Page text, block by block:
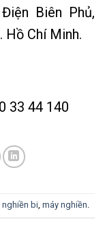
Biên Phủ,
Hồ Chí Minh.
33 44 140
nghiền bi, máy nghiền.